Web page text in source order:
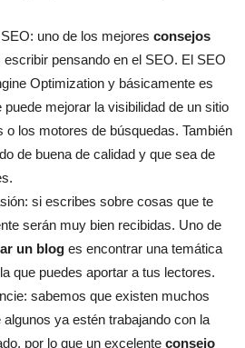
uno de los mejores consejos
escribir pensando en el SEO. El SEO
Optimization y básicamente es
puede mejorar la visibilidad de un sitio
o los motores de búsquedas. También
de buena de calidad y que sea de
si escribes sobre cosas que te
serán muy bien recibidas. Uno de
un blog es encontrar una temática
que puedes aportar a tus lectores.
sabemos que existen muchos
ya estén trabajando con la
por lo que un excelente consejo